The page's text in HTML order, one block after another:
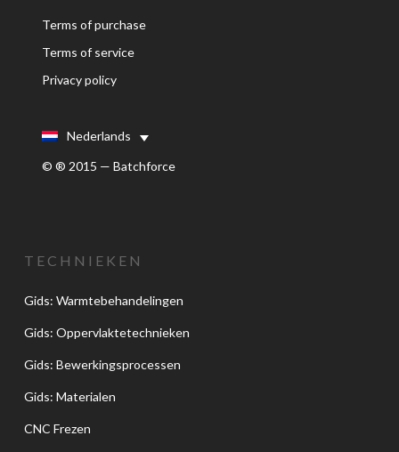
Terms of purchase
Terms of service
Privacy policy
Nederlands
© ® 2015 — Batchforce
TECHNIEKEN
Gids: Warmtebehandelingen
Gids: Oppervlaktetechnieken
Gids: Bewerkingsprocessen
Gids: Materialen
CNC Frezen